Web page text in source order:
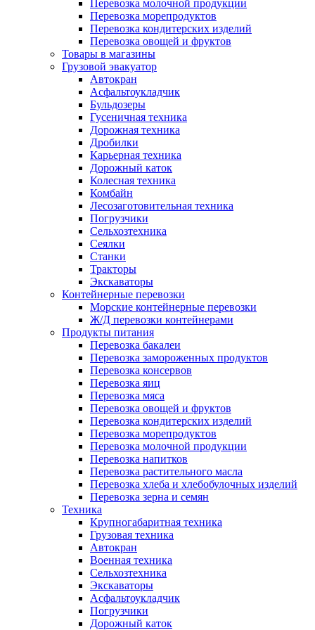
Перевозка молочной продукции
Перевозка морепродуктов
Перевозка кондитерских изделий
Перевозка овощей и фруктов
Товары в магазины
Грузовой эвакуатор
Автокран
Асфальтоукладчик
Бульдозеры
Гусеничная техника
Дорожная техника
Дробилки
Карьерная техника
Дорожный каток
Колесная техника
Комбайн
Лесозаготовительная техника
Погрузчики
Сельхозтехника
Сеялки
Станки
Тракторы
Экскаваторы
Контейнерные перевозки
Морские контейнерные перевозки
Ж/Д перевозки контейнерами
Продукты питания
Перевозка бакалеи
Перевозка замороженных продуктов
Перевозка консервов
Перевозка яиц
Перевозка мяса
Перевозка овощей и фруктов
Перевозка кондитерских изделий
Перевозка морепродуктов
Перевозка молочной продукции
Перевозка напитков
Перевозка растительного масла
Перевозка хлеба и хлебобулочных изделий
Перевозка зерна и семян
Техника
Крупногабаритная техника
Грузовая техника
Автокран
Военная техника
Сельхозтехника
Экскаваторы
Асфальтоукладчик
Погрузчики
Дорожный каток